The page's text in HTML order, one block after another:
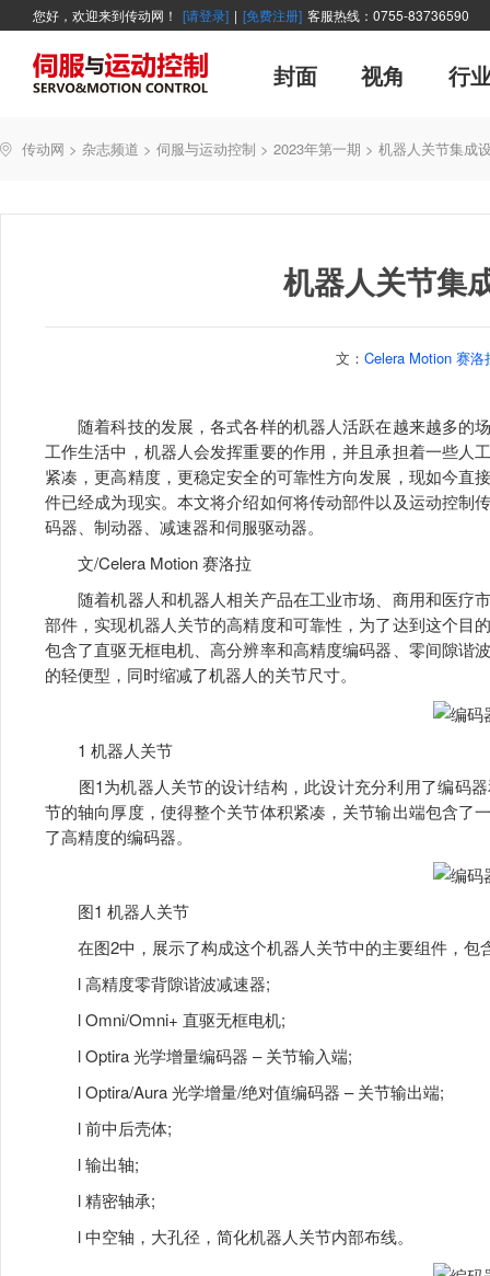
您好，欢迎来到传动网！ [请登录] | [免费注册] 客服热线：0755-83736590
封面 视角
产业活动
行
企业管理
智能制造
技术与应用
传动网 > 杂志频道 > 伺服与运动控制 > 2023年第一期 > 机器人关节集成
机器人关节集
文： Celera Motion 赛洛
随着科技的发展，各式各样的机器人活跃在越来越多的
工作生活中，机器人会发挥重要的作用，并且承担着一些人
紧凑，更高精度，更稳定安全的可靠性方向发展，现如今直
件已经成为现实。本文将介绍如何将传动部件以及运动控制
码器、制动器、减速器和伺服驱动器。
文/Celera Motion 赛洛拉
随着机器人和机器人相关产品在工业市场、商用和医疗
部件，实现机器人关节的高精度和可靠性，为了达到这个目
包含了直驱无框电机、高分辨率和高精度编码器、零间隙谐
的轻便型，同时缩减了机器人的关节尺寸。
1 机器人关节
图1为机器人关节的设计结构，此设计充分利用了编码
节的轴向厚度，使得整个关节体积紧凑，关节输出端包含了
了高精度的编码器。
图1 机器人关节
在图2中，展示了构成这个机器人关节中的主要组件，包
l 高精度零背隙谐波减速器;
l Omni/Omni+ 直驱无框电机;
l Optira 光学增量编码器 – 关节输入端;
l Optira/Aura 光学增量/绝对值编码器 – 关节输出端;
l 前中后壳体;
l 输出轴;
l 精密轴承;
l 中空轴，大孔径，简化机器人关节内部布线。